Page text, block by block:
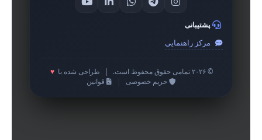
پشتیبانی
مرکز راهنمایی
© ۲۰۲۶ تمامی حقوق محفوظ است. طراحی شده با ♥
حریم خصوصی
قوانین